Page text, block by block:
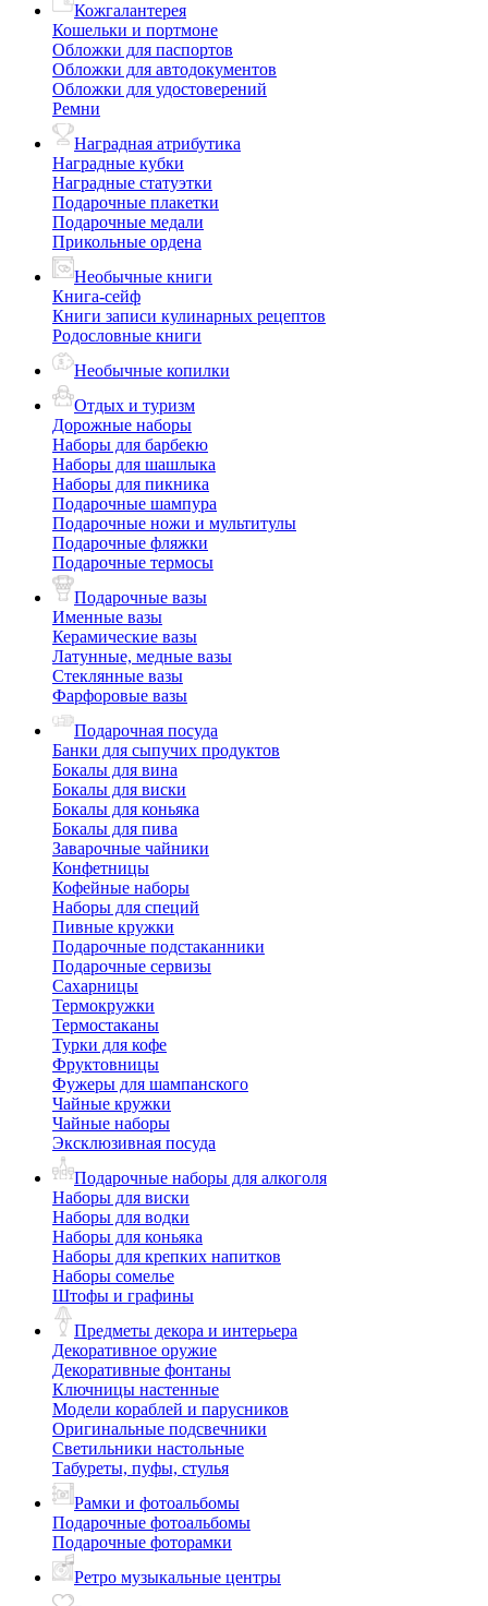
Кожгалантерея
Кошельки и портмоне
Обложки для паспортов
Обложки для автодокументов
Обложки для удостоверений
Ремни
Наградная атрибутика
Наградные кубки
Наградные статуэтки
Подарочные плакетки
Подарочные медали
Прикольные ордена
Необычные книги
Книга-сейф
Книги записи кулинарных рецептов
Родословные книги
Необычные копилки
Отдых и туризм
Дорожные наборы
Наборы для барбекю
Наборы для шашлыка
Наборы для пикника
Подарочные шампура
Подарочные ножи и мультитулы
Подарочные фляжки
Подарочные термосы
Подарочные вазы
Именные вазы
Керамические вазы
Латунные, медные вазы
Стеклянные вазы
Фарфоровые вазы
Подарочная посуда
Банки для сыпучих продуктов
Бокалы для вина
Бокалы для виски
Бокалы для коньяка
Бокалы для пива
Заварочные чайники
Конфетницы
Кофейные наборы
Наборы для специй
Пивные кружки
Подарочные подстаканники
Подарочные сервизы
Сахарницы
Термокружки
Термостаканы
Турки для кофе
Фруктовницы
Фужеры для шампанского
Чайные кружки
Чайные наборы
Эксклюзивная посуда
Подарочные наборы для алкоголя
Наборы для виски
Наборы для водки
Наборы для коньяка
Наборы для крепких напитков
Наборы сомелье
Штофы и графины
Предметы декора и интерьера
Декоративное оружие
Декоративные фонтаны
Ключницы настенные
Модели кораблей и парусников
Оригинальные подсвечники
Светильники настольные
Табуреты, пуфы, стулья
Рамки и фотоальбомы
Подарочные фотоальбомы
Подарочные фоторамки
Ретро музыкальные центры